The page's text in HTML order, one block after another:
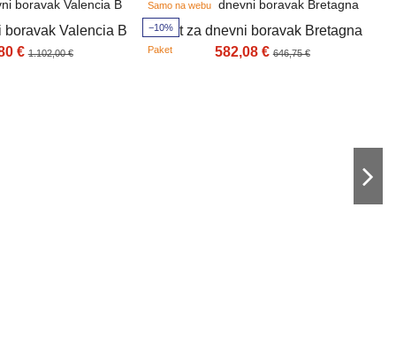
boravak Valencia B
€1.102,00 €
Samo na webu
−10%
Paket
Set za dnevni boravak Bretagna
582,08 €646,75 €